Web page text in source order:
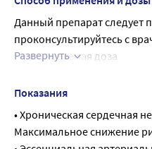
Данный препарат следует
проконсультируйтесь с
Рекомендуемая доза
Для лечения сердечной
одна таблетка вечером).
Для лечения высокого
лечащий врач может
Развернуть
Показания
• Хроническая сердечная
Максимальное снижение